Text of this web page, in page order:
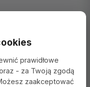
prawidłowe
- za Twoją zgodą
zaakceptować